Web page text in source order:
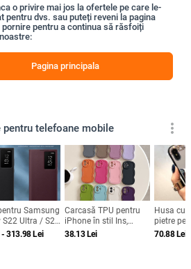
o privire mai jos la ofertele pe care le-
pentru dvs. sau puteți reveni la pagina
pornire pentru a continua să răsfoiți
Pagina principala
telefoane mobile
Samsung
S22 Ultra / S22
cu fereastră
- 313.98Lei
Carcasă TPU pentru
iPhone în stil Ins,
design minimalist de
38.13Lei
Husa cu
pietre
si iPhone
70.88Lei
more_vert